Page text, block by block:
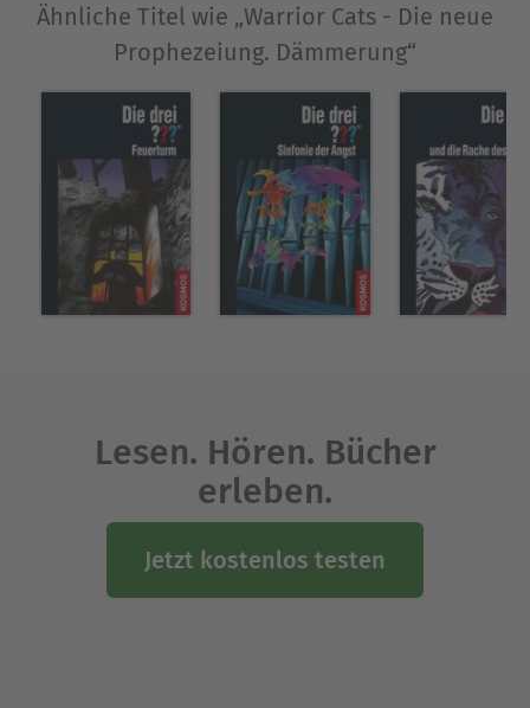
Ähnliche Titel wie „Warrior Cats - Die neue
Prophezeiung. Dämmerung“
Lesen. Hören. Bücher
erleben.
Jetzt kostenlos testen